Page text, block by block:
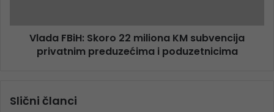
Vlada FBiH: Skoro 22 miliona KM subvencija
privatnim preduzećima i poduzetnicima
Slični članci